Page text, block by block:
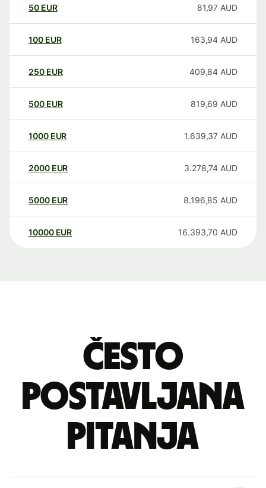
50 EUR 81,97 AUD
100 EUR 163,94 AUD
250 EUR 409,84 AUD
500 EUR 819,69 AUD
1000 EUR 1.639,37 AUD
2000 EUR 3.278,74 AUD
5000 EUR 8.196,85 AUD
10000 EUR 16.393,70 AUD
Često
postavljana
pitanja